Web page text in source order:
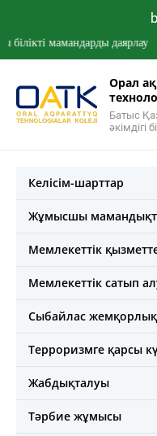
мамандарды даярлау
Орал
Батыс
әкімдігі
Келісім-шарттар
Жұмысшы
Мемлекеттік
Мемлекеттік сатып
Сыбайлас
Терроризмге қарсы
Жабдықталуы
Тәрбие жұмысы